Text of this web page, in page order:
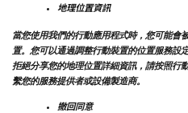
地理位置資訊
當您使用我們的行動應用程式時，您可能會
置。您可以通過調整行動裝置的位置服務設
拒絕分享您的地理位置詳細資訊，請按照行
繫您的服務提供者或設備製造商。
撤回同意